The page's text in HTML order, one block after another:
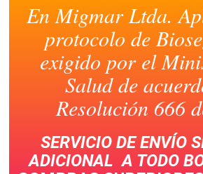
LAS IMÁGENES DE LOS
PUBLICADAS SON
DIFERIR LIGERAMENTE
ENTREGADO.
CATEGORÍAS DE PRODUCTOS
ASEO Y LIMPIEZA
BOTIQUÍN
CAFETERÍA
En Migmar Ltda.
protocolo de
exigido por el
Salud de
Resolución 666
SERVICIO DE ENVÍO
ADICIONAL A TODO